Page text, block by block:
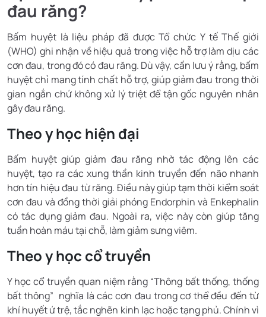
đau răng?
Bấm huyệt là liệu pháp đã được Tổ chức Y tế Thế giới
(WHO) ghi nhận về hiệu quả trong việc hỗ trợ làm dịu các
cơn đau, trong đó có đau răng. Dù vậy, cần lưu ý rằng, bấm
huyệt chỉ mang tính chất hỗ trợ, giúp giảm đau trong thời
gian ngắn chứ không xử lý triệt để tận gốc nguyên nhân
gây đau răng.
Theo y học hiện đại
Bấm huyệt giúp giảm đau răng nhờ tác động lên các
huyệt, tạo ra các xung thần kinh truyền đến não nhanh
hơn tín hiệu đau từ răng. Điều này giúp tạm thời kiểm soát
cơn đau và đồng thời giải phóng Endorphin và Enkephalin
có tác dụng giảm đau. Ngoài ra, việc này còn giúp tăng
tuần hoàn máu tại chỗ, làm giảm sưng viêm.
Theo y học cổ truyền
Y học cổ truyền quan niệm rằng “Thông bất thống, thống
bất thông” nghĩa là các cơn đau trong cơ thể đều đến từ
khí huyết ứ trệ, tắc nghẽn kinh lạc hoặc tạng phủ. Chính vì